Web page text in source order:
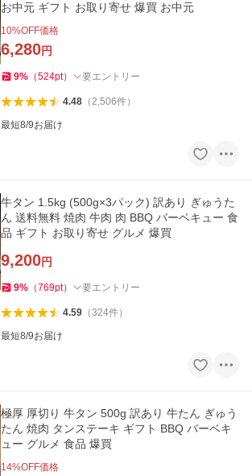
お中元 ギフト お取り寄せ 爆買 お中元
10%OFF価格
6,280円
9% （524pt） 要エントリー
4.48（2,506件）
最短8/9お届け
牛タン 1.5kg (500g×3パック) 訳あり ぎゅうた
ん 送料無料 焼肉 牛肉 肉 BBQ バーベキュー 食
品 ギフト お取り寄せ グルメ 爆買
9,200円
9% （769pt） 要エントリー
4.59（324件）
最短8/9お届け
極厚 厚切り 牛タン 500g 訳あり 牛たん ぎゅう
たん 焼肉 タンステーキ ギフト BBQ バーベキ
ュー グルメ 食品 爆買
14%OFF価格